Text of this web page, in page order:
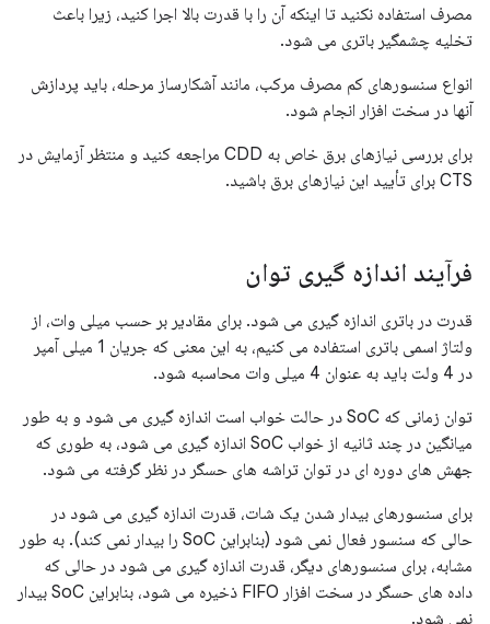
مصرف استفاده نکنید تا اینکه آن را با قدرت بالا اجرا کنید، زیرا باعث
تخلیه چشمگیر باتری می شود.
انواع سنسورهای کم مصرف مرکب، مانند آشکارساز مرحله، باید پردازش
آنها در سخت افزار انجام شود.
برای بررسی نیازهای برق خاص به CDD مراجعه کنید و منتظر آزمایش در
CTS برای تأیید این نیازهای برق باشید.
فرآیند اندازه گیری توان
قدرت در باتری اندازه گیری می شود. برای مقادیر بر حسب میلی وات، از
ولتاژ اسمی باتری استفاده می کنیم، به این معنی که جریان 1 میلی آمپر
در 4 ولت باید به عنوان 4 میلی وات محاسبه شود.
توان زمانی که SoC در حالت خواب است اندازه گیری می شود و به طور
میانگین در چند ثانیه از خواب SoC اندازه گیری می شود، به طوری که
جهش های دوره ای در توان تراشه های حسگر در نظر گرفته می شود.
برای سنسورهای بیدار شدن یک شات، قدرت اندازه گیری می شود در
حالی که سنسور فعال نمی شود (بنابراین SoC را بیدار نمی کند). به طور
مشابه، برای سنسورهای دیگر، قدرت اندازه گیری می شود در حالی که
داده های حسگر در سخت افزار FIFO ذخیره می شود، بنابراین SoC بیدار
نمی شود.